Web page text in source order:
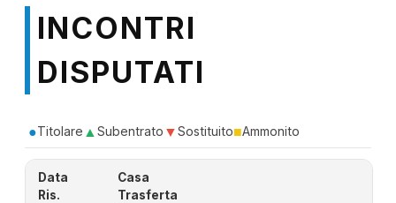
INCONTRI
DISPUTATI
●Titolare ▲ Subentrato ▼Sostituito■Ammonito
Data
Casa
Ris.
Trasferta